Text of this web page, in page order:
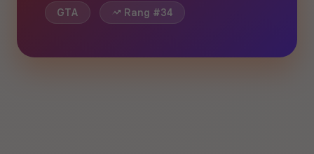
GTA Rang #34